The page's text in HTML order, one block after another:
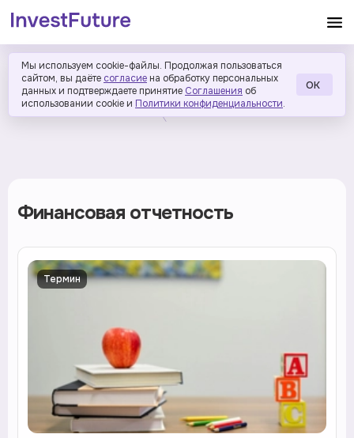
Мы используем cookie-файлы. Продолжая пользоваться
сайтом, вы даёте согласие на обработку персональных
данных и подтверждаете принятие Соглашения об
использовании cookie и Политики конфиденциальности.
ОК
Финансовая отчетность
Термин